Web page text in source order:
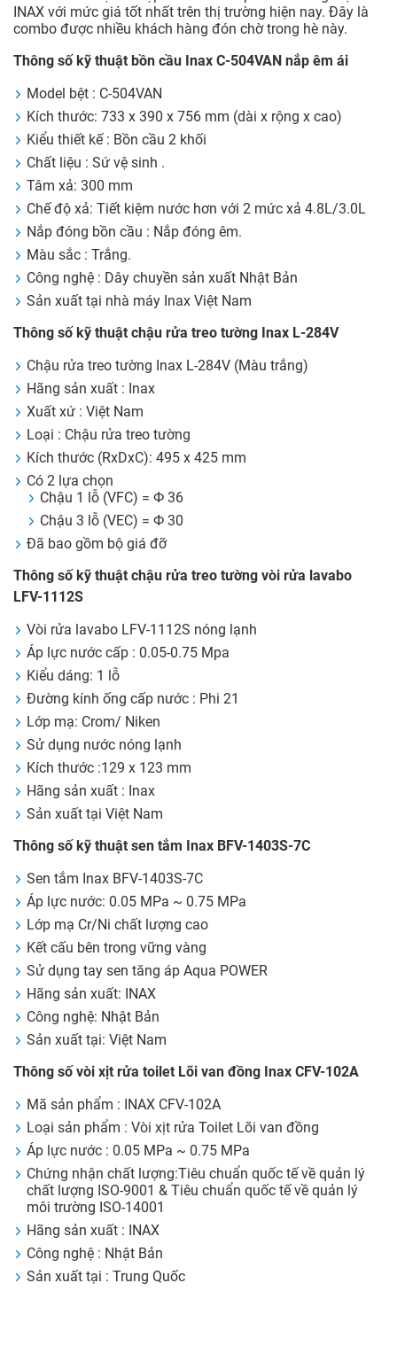
INAX với mức giá tốt nhất trên thị trường hiện nay. Đây là
combo được nhiều khách hàng đón chờ trong hè này.
Thông số kỹ thuật bồn cầu Inax C-504VAN nắp êm ái
Model bệt : C-504VAN
Kích thước: 733 x 390 x 756 mm (dài x rộng x cao)
Kiểu thiết kế : Bồn cầu 2 khối
Chất liệu : Sứ vệ sinh .
Tâm xả: 300 mm
Chế độ xả: Tiết kiệm nước hơn với 2 mức xả 4.8L/3.0L
Nắp đóng bồn cầu : Nắp đóng êm.
Màu sắc : Trắng.
Công nghệ : Dây chuyền sản xuất Nhật Bản
Sản xuất tại nhà máy Inax Việt Nam
Thông số kỹ thuật chậu rửa treo tường Inax L-284V
Chậu rửa treo tường Inax L-284V (Màu trắng)
Hãng sản xuất : Inax
Xuất xứ : Việt Nam
Loại : Chậu rửa treo tường
Kích thước (RxDxC): 495 x 425 mm
Có 2 lựa chọn
Chậu 1 lỗ (VFC) = Ф 36
Chậu 3 lỗ (VEC) = Ф 30
Đã bao gồm bộ giá đỡ
Thông số kỹ thuật chậu rửa treo tường vòi rửa lavabo
LFV-1112S
Vòi rửa lavabo LFV-1112S nóng lạnh
Áp lực nước cấp : 0.05-0.75 Mpa
Kiểu dáng: 1 lỗ
Đường kính ống cấp nước : Phi 21
Lớp mạ: Crom/ Niken
Sử dụng nước nóng lạnh
Kích thước :129 x 123 mm
Hãng sản xuất : Inax
Sản xuất tại Việt Nam
Thông số kỹ thuật sen tắm Inax BFV-1403S-7C
Sen tắm Inax BFV-1403S-7C
Áp lực nước: 0.05 MPa ~ 0.75 MPa
Lớp mạ Cr/Ni chất lượng cao
Kết cấu bên trong vững vàng
Sử dụng tay sen tăng áp Aqua POWER
Hãng sản xuất: INAX
Công nghệ: Nhật Bản
Sản xuất tại: Việt Nam
Thông số vòi xịt rửa toilet Lõi van đồng Inax CFV-102A
Mã sản phẩm : INAX CFV-102A
Loại sản phẩm : Vòi xịt rửa Toilet Lõi van đồng
Áp lực nước : 0.05 MPa ~ 0.75 MPa
Chứng nhận chất lượng:Tiêu chuẩn quốc tế về quản lý
chất lượng ISO-9001 & Tiêu chuẩn quốc tế về quản lý
môi trường ISO-14001
Hãng sản xuất : INAX
Công nghệ : Nhật Bản
Sản xuất tại : Trung Quốc